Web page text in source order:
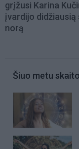
grįžusi Karina
įvardijo didžiausią
norą
Šiuo metu